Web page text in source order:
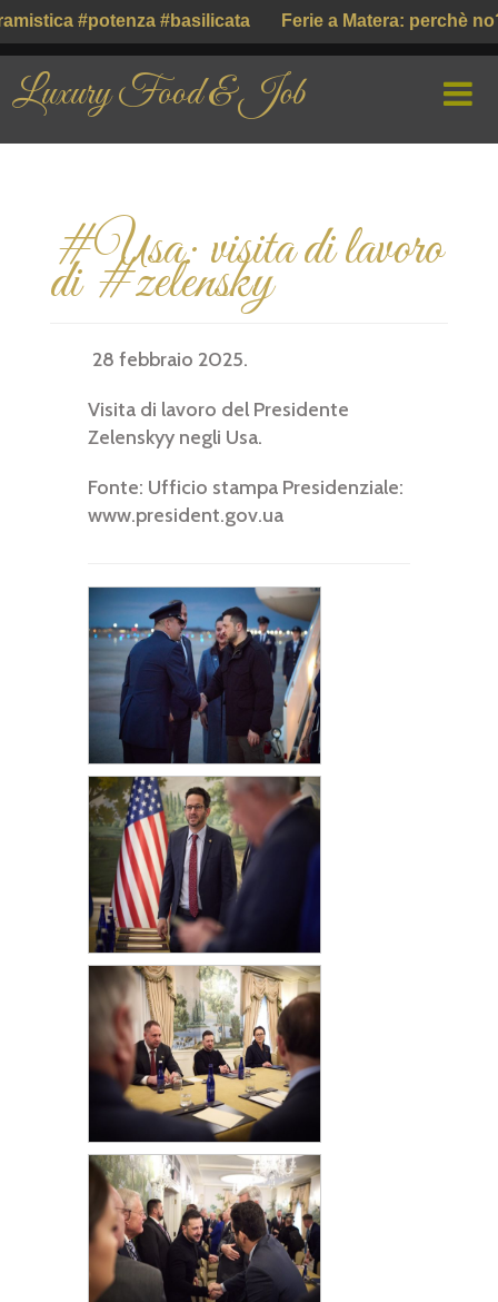
#potenza #basilicata Ferie a Matera: perchè
Luxury Food & Job
PROFILE COMPANY
#Usa: visita di lavoro
di #zelensky
28 febbraio 2025.
Visita di lavoro del Presidente
Zelenskyy negli Usa.
Fonte: Ufficio stampa Presidenziale:
www.president.gov.ua